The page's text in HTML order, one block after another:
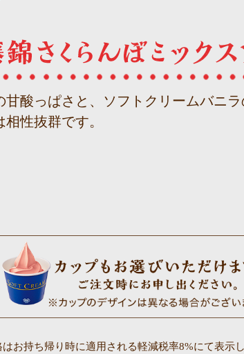
甘酸っぱさと、ソフトクリームバニ
相性抜群です。
お持ち帰り時に適用される軽減税率8%にて表示し